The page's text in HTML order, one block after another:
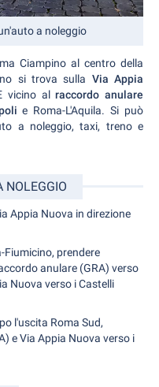
a noleggio
Ciampino al centro della
si trova sulla Via Appia
vicino alraccordo anulare
e Roma-L'Aquila. Si può
a noleggio, taxi, treno e
NOLEGGIO
Appia Nuova in direzione
prendere
anulare (GRA) verso
Nuova verso i Castelli
l'uscita Roma Sud,
e Via Appia Nuova verso i